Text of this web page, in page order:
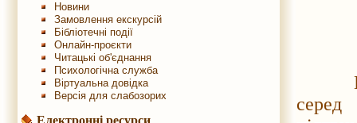
Новини
Замовлення екскурсій
Бібліотечні події
Онлайн-проєкти
Читацькі об'єднання
Психологічна служба
Віртуальна довідка
Версія для слабозорих
Електронні ресурси
серед